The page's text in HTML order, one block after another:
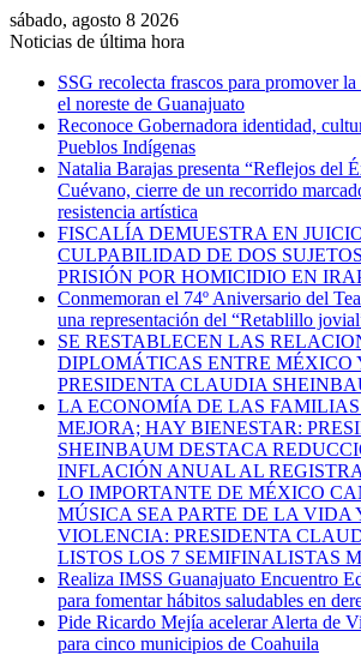
sábado, agosto 8 2026
Noticias de última hora
SSG recolecta frascos para promover
el noreste de Guanajuato
Reconoce Gobernadora identidad,
Pueblos Indígenas
Natalia Barajas presenta “Reflejos del
Cuévano, cierre de un recorrido
resistencia artística
FISCALÍA DEMUESTRA EN
CULPABILIDAD DE DOS
PRISIÓN POR HOMICIDIO EN
Conmemoran el 74º Aniversario del
una representación del “Retablillo
SE RESTABLECEN LAS
DIPLOMÁTICAS ENTRE MÉXICO
PRESIDENTA CLAUDIA
LA ECONOMÍA DE LAS
MEJORA; HAY BIENESTAR:
SHEINBAUM DESTACA
INFLACIÓN ANUAL AL
LO IMPORTANTE DE MÉXICO
MÚSICA SEA PARTE DE LA VIDA
VIOLENCIA: PRESIDENTA
LISTOS LOS 7 SEMIFINALISTAS
Realiza IMSS Guanajuato Encuentro
para fomentar hábitos saludables en
Pide Ricardo Mejía acelerar Alerta de
para cinco municipios de Coahuila